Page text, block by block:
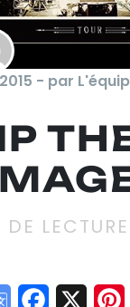
- par
LECTURE
Google
X